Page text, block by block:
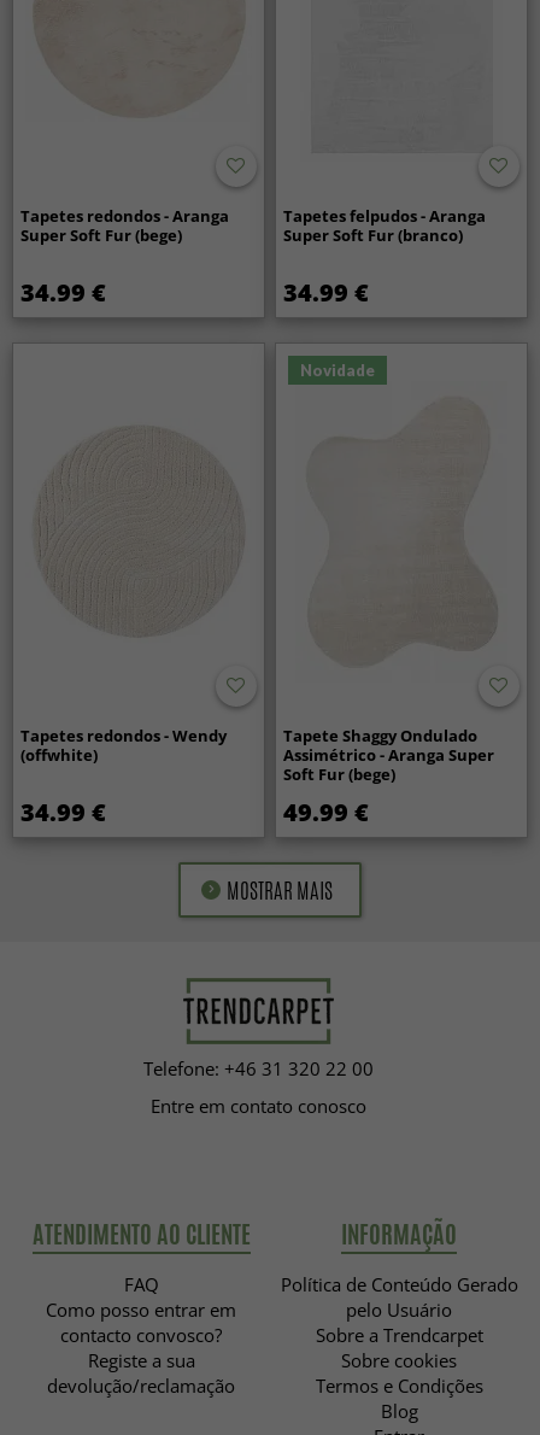
Tapetes redondos - Aranga
Super Soft Fur (bege)
34.99 €
Tapetes felpudos - Aranga
Super Soft Fur (branco)
34.99 €
Tapetes redondos - Wendy
(offwhite)
34.99 €
Novidade
Tapete Shaggy Ondulado
Assimétrico - Aranga Super
Soft Fur (bege)
49.99 €
MOSTRAR MAIS
Telefone: +46 31 320 22 00
Entre em contato conosco
ATENDIMENTO AO CLIENTE
FAQ
Como posso entrar em
contacto convosco?
Registe a sua
devolução/reclamação
INFORMAÇÃO
Política de Conteúdo Gerado
pelo Usuário
Sobre a Trendcarpet
Sobre cookies
Termos e Condições
Blog